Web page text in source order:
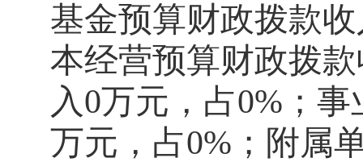
基金预算财政拨款
本经营预算财政拨
入0万元，占0%；
万元，占0%；附属